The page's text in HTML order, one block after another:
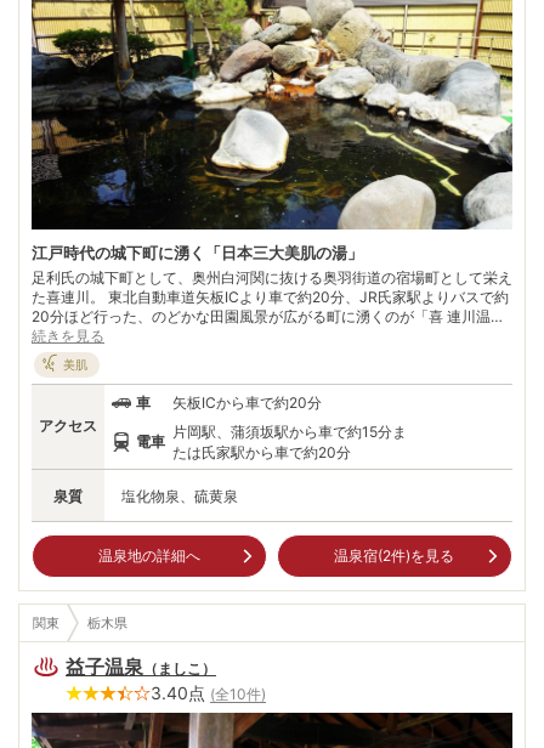
江戸時代の城下町に湧く「日本三大美肌の湯」
足利氏の城下町として、奥州白河関に抜ける奥羽街道の宿場町として栄え
た喜連川。 東北自動車道矢板ICより車で約20分、JR氏家駅よりバスで約
20分ほど行った、のどかな田園風景が広がる町に湧くのが「喜 連川温
泉」。 1981年（昭和56年）、町をボーリングして開湯したのが始まりと
か。江戸時代、徳川将軍家と肩を並べた喜連川藩だけあって、歴史の街と
して名高く、町は往時の赴きを随所に残しているので、散策するだ けで
木観光の拠点としても利用されている。「一年を通じて、温泉と自然、安
らぎにあふれる町」がキャッチフレーズなだけあって、癒しを求める人々
が多く訪れている温泉地だ。
続きを見る
美肌
泉質 塩化物泉、硫黄泉
アクセス
車 矢板ICから車で約20分
電車
片岡駅、蒲須坂駅から車で約15分ま
たは氏家駅から車で約20分
温泉地の詳細へ 温泉宿(2件)を見る
関東 栃木県
益子温泉 （ ましこ ）
3.40点 (全10件)